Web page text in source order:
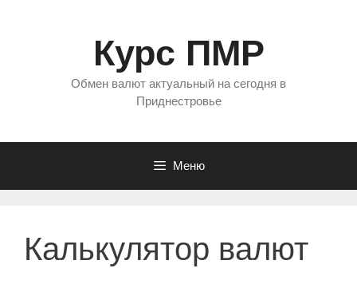
Курс ПМР
Обмен валют актуальный на сегодня в
Приднестровье
Меню
Калькулятор валют